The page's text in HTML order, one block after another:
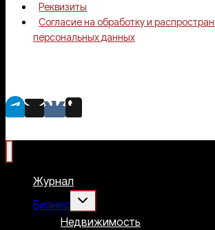
Реквизиты
Согласие на обработку и
персональных данных
Журнал
Бизнес
дочернее
меню
Недвижимость